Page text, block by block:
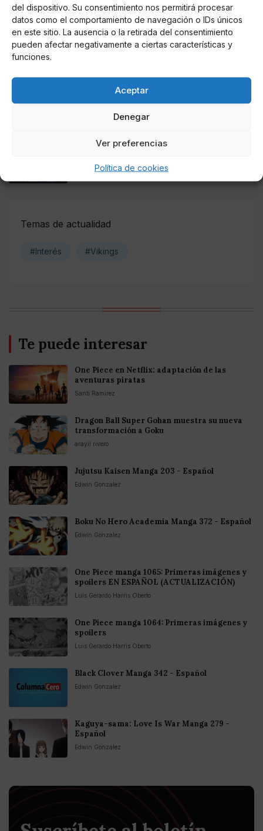
del dispositivo. Su consentimiento nos permitirá procesar
datos como el comportamiento de navegación o IDs únicos
en este sitio. La ausencia o la retirada del consentimiento
pueden afectar negativamente a ciertas características y
funciones.
Aceptar
Denegar
Ver preferencias
Política de cookies
Colombia 2025: Bitcoin Casinos
Online Casino
Mejores Casinos Online con Bitcoin y
Online Casino
Mejores casinos online con
criptomonedas y Bitcoin en México 2025
Entretenimiento
Europea
Temas de actualidad
#Interés #Vikings
Te puede interesar
One Piece en Netflix: adaptación de las
aventuras piratas
Santi Ramirez
Dragon Ball Super Gohan muestra su nueva
transformación a Goku
arayil rivero
Jujutsu Kaisen Manga 203 - Español
Edwin Gonzalez
Boku No Hero Academia Manga 372 - Español
Edwin Gonzalez
One Piece manga 1065: Primeras imágenes y
spoilers EN ESPAÑOL (ACTUALIZACIÓN)
Luis Gerardo Harris Oberto
One Piece manga 1064: Primeras imágenes y
spoilers
Luis Gerardo Harris Oberto
Black Clover Manga 342 - Español
Edwin Gonzalez
Kaguya-sama: Love Is War Manga 279 -
Español
Edwin Gonzalez